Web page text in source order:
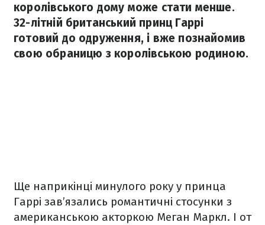
королівського дому може стати менше.
32-літній британський принц Гаррі
готовий до одруження, і вже познайомив
свою обраницю з королівською родиною.
Ще наприкінці минулого року у принца
Гаррі зав’язались романтичні стосунки з
американською акторкою Меган Маркл. І от